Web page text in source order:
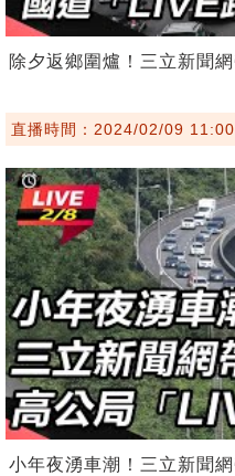
除夕返鄉圍爐！三立新聞
直播時間：2024/02/09 11:00
小年夜湧車潮！三立新聞